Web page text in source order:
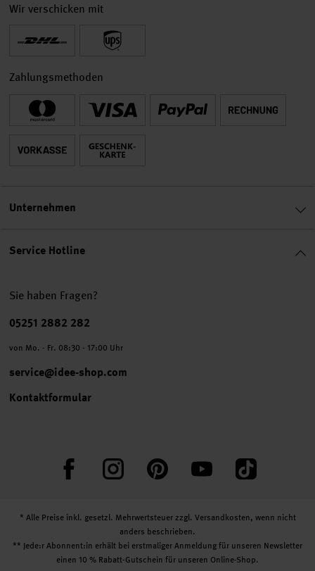
Service Hotline
Sie haben Fragen?
Telefonnummer
05251 2882 282
von Mo. - Fr. 08:30 - 17:00 Uhr
service@idee-shop.com
Kontaktformular
FacebookInstagram PinterestYouTube TikTok
Wir verschicken mit
Zahlungsmethoden
Unternehmen
* Alle Preise inkl. gesetzl. Mehrwertsteuer zzgl. Versandkosten, wenn nicht
anders beschrieben.
** Jede:r Abonnent:in erhält bei erstmaliger Anmeldung für unseren Newsletter
einen 10 % Rabatt-Gutschein für unseren Online-Shop.